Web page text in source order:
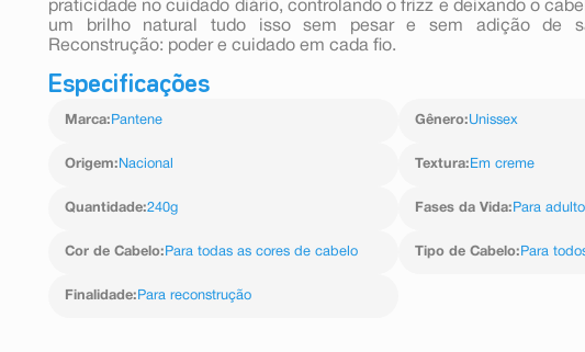
praticidade no cuidado diário, controlando o frizz e deixando o
um brilho natural tudo isso sem pesar e sem adição de
Reconstrução: poder e cuidado em cada fio.
Especificações
Marca: Pantene Gênero:Unissex
Origem: Nacional Textura: Em creme
Quantidade:240g Fases da Vida: Para
Cor de Cabelo: Para todas as cores de cabelo Tipo de Cabelo: Para
Finalidade: Para reconstrução